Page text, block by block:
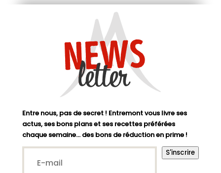
Entre nous, pas de secret ! Entremont vous livre ses
actus, ses bons plans et ses recettes préférées
chaque semaine… des bons de réduction en prime !
E-
mail*
S'inscrire